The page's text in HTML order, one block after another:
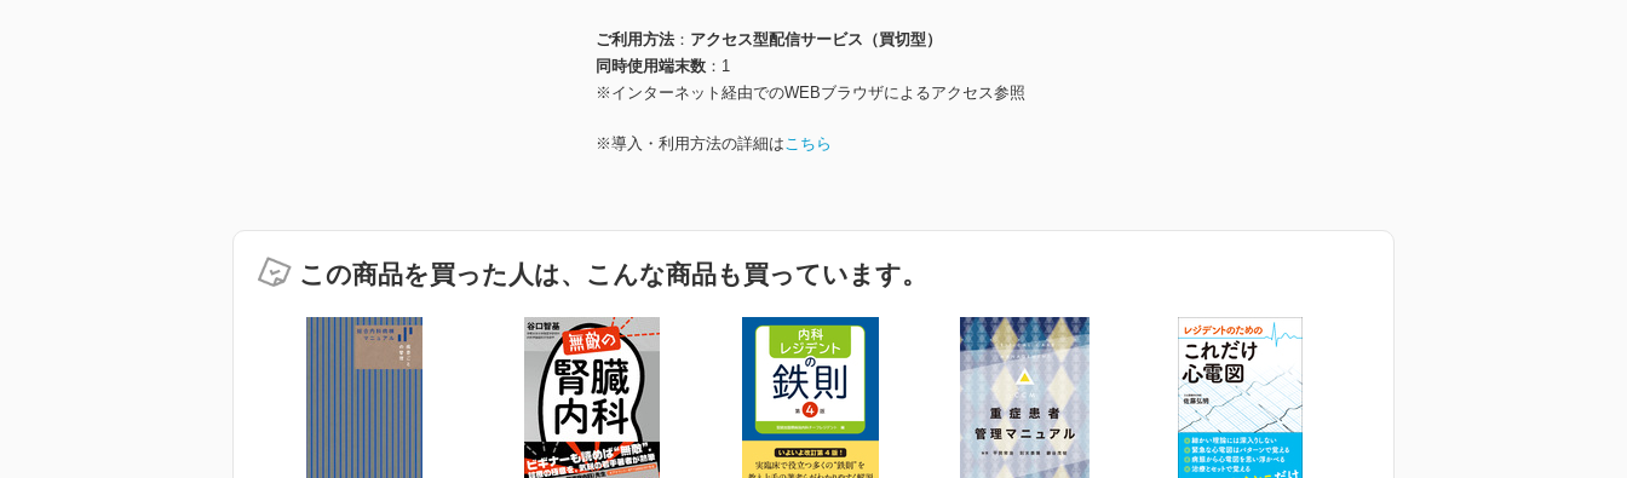
ご利用方法
アクセス型配信サービス（買切型）
同時使用端末数
1
※インターネット経由でのWEBブラウザによるアクセス参照
※導入・利用方法の詳細はこちら
この商品を買った人は、こんな商品も買っています。